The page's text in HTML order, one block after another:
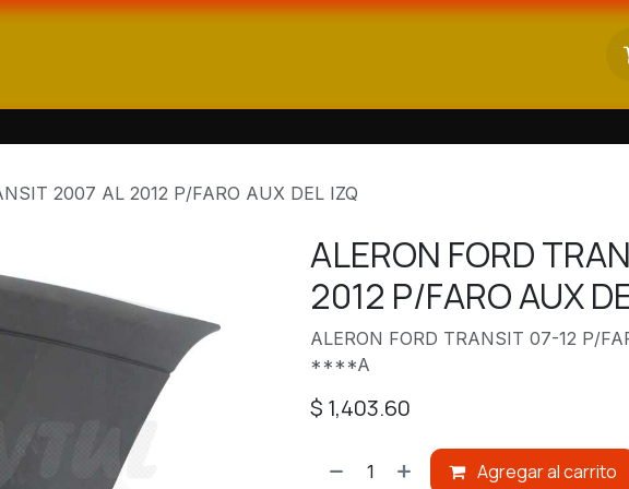
2007 AL 2012 P/FARO AUX DEL IZQ
ALERON FORD
2012 P/FARO AUX
ALERON FORD TRANSIT 07-12 P/
****A
$ 1,403.60
Agregar al carrito